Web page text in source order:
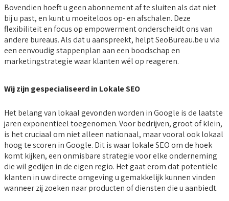
Bovendien hoeft u geen abonnement af te sluiten als dat niet
bij u past, en kunt u moeiteloos op- en afschalen. Deze
flexibiliteit en focus op empowerment onderscheidt ons van
andere bureaus. Als dat u aanspreekt, helpt SeoBureau.be u via
een eenvoudig stappenplan aan een boodschap en
marketingstrategie waar klanten wél op reageren.
Wij zijn gespecialiseerd in Lokale SEO
Het belang van lokaal gevonden worden in Google is de laatste
jaren exponentieel toegenomen. Voor bedrijven, groot of klein,
is het cruciaal om niet alleen nationaal, maar vooral ook lokaal
hoog te scoren in Google. Dit is waar lokale SEO om de hoek
komt kijken, een onmisbare strategie voor elke onderneming
die wil gedijen in de eigen regio. Het gaat erom dat potentiële
klanten in uw directe omgeving u gemakkelijk kunnen vinden
wanneer zij zoeken naar producten of diensten die u aanbiedt.